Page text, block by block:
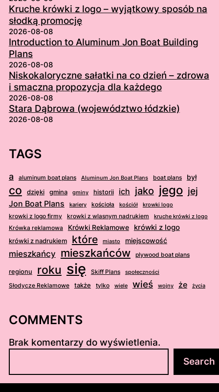
Kruche krówki z logo – wyjątkowy sposób na
słodką promocję
2026-08-08
Introduction to Aluminum Jon Boat Building
Plans
2026-08-08
Niskokaloryczne sałatki na co dzień – zdrowa
i smaczna propozycja dla każdego
2026-08-08
Stara Dąbrowa (województwo łódzkie)
2026-08-08
TAGS
a aluminum boat plans Aluminum Jon Boat Plans boat plans był
co dzięki gmina gminy historii ich jako jego jej
Jon Boat Plans kariery kościoła kościół krowki logo
krowki z logo firmy krowki z wlasnym nadrukiem kruche krówki z logo
Krówka reklamowa Krówki Reklamowe krówki z logo
krówki z nadrukiem które miasto miejscowość
mieszkańcy mieszkańców plywood boat plans
regionu roku się Skiff Plans społeczności
Słodycze Reklamowe także tylko wiele wieś wojny że życia
COMMENTS
Brak komentarzy do wyświetlenia.
u
Search